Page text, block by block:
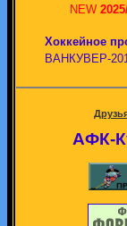
NEW
Хоккейное
ВАНКУВЕР-
АФК-